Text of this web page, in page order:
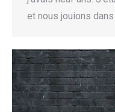
et nous jouions